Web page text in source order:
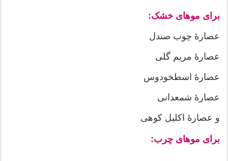
برای موهای خشک:
عصارۀ چوب صندل
عصارۀ مریم گلی
عصارۀ اسطخودوس
عصارۀ شمعدانی
و عصارۀ اکلیل کوهی
برای موهای چرب: